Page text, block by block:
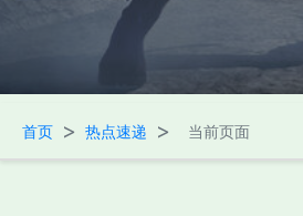
首页 > 热点速递 > 当前页面